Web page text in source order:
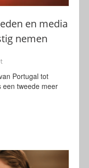
en media
nemen
Portugal tot
een tweede meer